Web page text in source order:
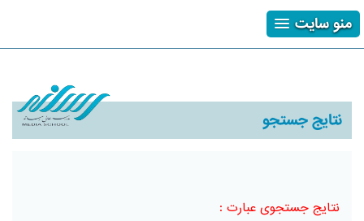
منو سایت
نتایج جستجو
نتایج جستجوی عبارت :